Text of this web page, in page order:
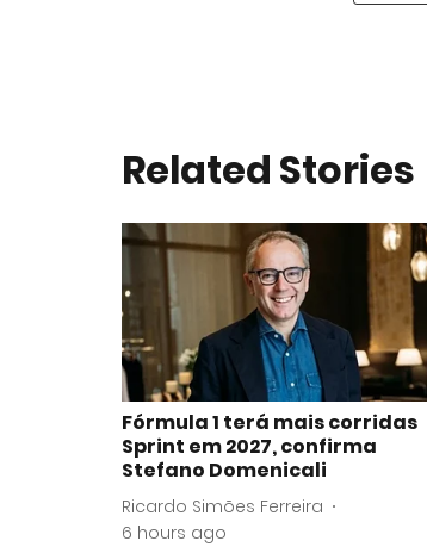
Related Stories
Fórmula 1 terá mais corridas
Sprint em 2027, confirma
Stefano Domenicali
Ricardo Simões Ferreira
6 hours ago